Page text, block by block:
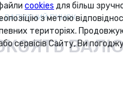
ВАЛЮТНИЙ РИНОК
cookies для більш
з метою
територіях.
сервісів Сайту, Ви